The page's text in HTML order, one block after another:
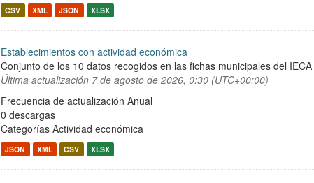
CSV XML JSON XLSX
Establecimientos con actividad económica
Conjunto de los 10 datos recogidos en las fichas municipales del IECA
Última actualización 7 de agosto de 2026, 0:30 (UTC+00:00)
Frecuencia de actualización Anual
0 descargas
Categorías Actividad económica
JSON XML CSV XLSX